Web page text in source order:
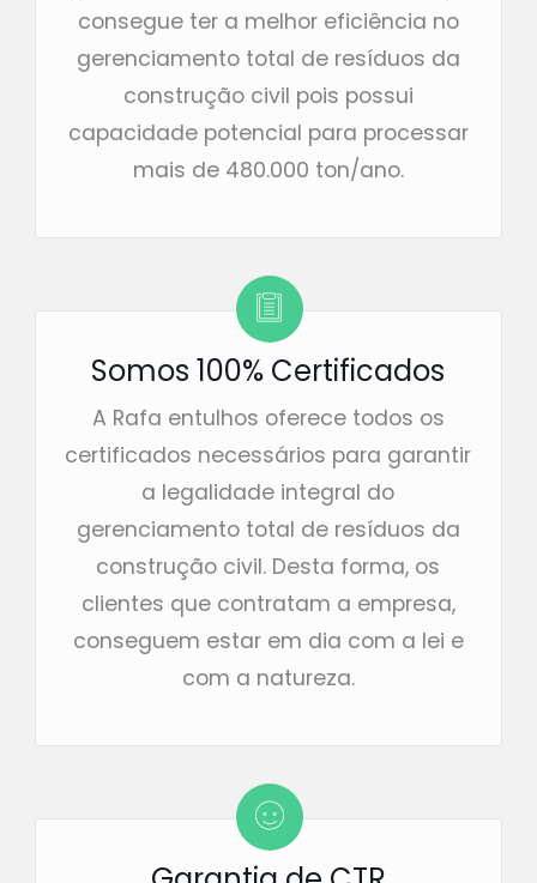
consegue ter a melhor eficiência no
gerenciamento total de resíduos da
construção civil pois possui
capacidade potencial para processar
mais de 480.000 ton/ano.
Somos 100% Certificados
A Rafa entulhos oferece todos os
certificados necessários para garantir
a legalidade integral do
gerenciamento total de resíduos da
construção civil. Desta forma, os
clientes que contratam a empresa,
conseguem estar em dia com a lei e
com a natureza.